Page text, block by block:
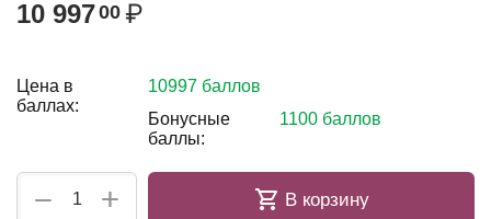
10 99700 ₽
Цена в
баллах:
10997 баллов
Бонусные
баллы:
1100 баллов
+
− В корзину